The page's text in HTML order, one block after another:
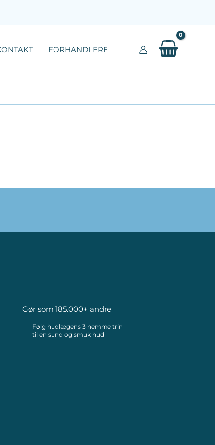
FORHANDLERE
Gør som 185.000+ andre
Følg hudlægens 3 nemme trin
til en sund og smuk hud